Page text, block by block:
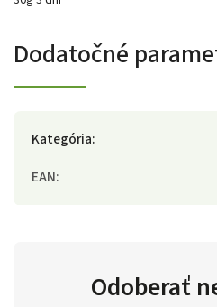
Dodatočné
Kategória:
EAN:
Odoberať